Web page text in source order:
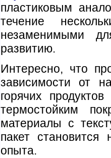
пластиковым
течение
незаменимыми
развитию.
Интересно, что
зависимости от
горячих
термостойким
материалы с
пакет
опыта.